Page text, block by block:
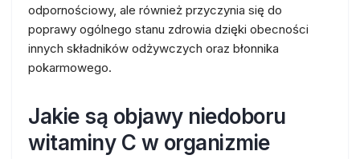
odpornościowy, ale również przyczynia się do
poprawy ogólnego stanu zdrowia dzięki obecności
innych składników odżywczych oraz błonnika
pokarmowego.
Jakie są objawy niedoboru
witaminy C w organizmie